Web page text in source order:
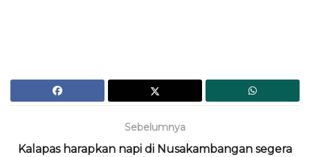
Sebelumnya
Kalapas harapkan napi di Nusakambangan segera